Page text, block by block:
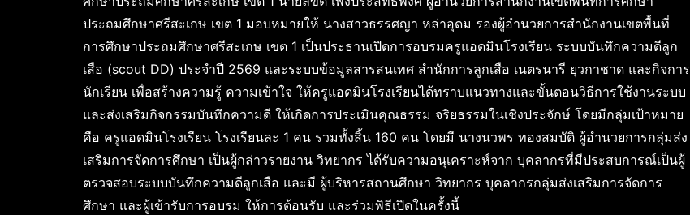
ประถมศึกษาศรีสะเกษ เขต 1 มอบหมายให้ นางสาวธรรศญา หล่าอุดม รองผู้อำนวยการสำนักงานเขตพื้นที่
การศึกษาประถมศึกษาศรีสะเกษ เขต 1 เป็นประธานเปิดการอบรมครูแอดมินโรงเรียน ระบบบันทึกความดีลูก
เสือ (scout DD) ประจำปี 2569 และระบบข้อมูลสารสนเทศ สำนักการลูกเสือ เนตรนารี ยุวกาชาด และกิจการ
นักเรียน เพื่อสร้างความรู้ ความเข้าใจ ให้ครูแอดมินโรงเรียนได้ทราบแนวทางและขั้นตอนวิธีการใช้งานระบบ
และส่งเสริมกิจกรรมบันทึกความดี ให้เกิดการประเมินคุณธรรม จริยธรรมในเชิงประจักษ์ โดยมีกลุ่มเป้าหมาย
คือ ครูแอดมินโรงเรียน โรงเรียนละ 1 คน รวมทั้งสิ้น 160 คน โดยมี นางนวพร ทองสมบัติ ผู้อำนวยการกลุ่มส่ง
เสริมการจัดการศึกษา เป็นผู้กล่าวรายงาน วิทยากร ได้รับความอนุเคราะห์จาก บุคลากรที่มีประสบการณ์เป็นผู้
ตรวจสอบระบบบันทึกความดีลูกเสือ และมี ผู้บริหารสถานศึกษา วิทยากร บุคลากรกลุ่มส่งเสริมการจัดการ
ศึกษา และผู้เข้ารับการอบรม ให้การต้อนรับ และร่วมพิธีเปิดในครั้งนี้